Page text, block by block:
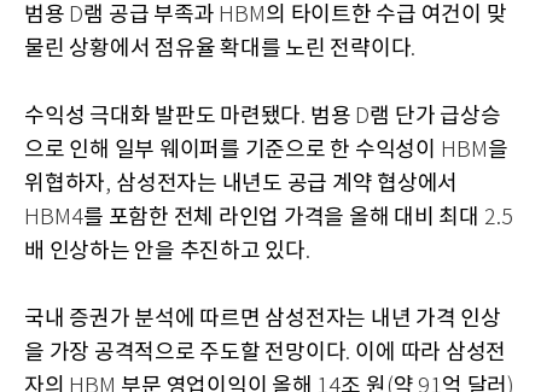
범용 D램 공급 부족과 HBM 의 타이트한 수급 여건이 맞
물린 상황에서 점유율 확대를 노린 전략이다.
수익성 극대화 발판도 마련됐다. 범용 D램 단가 급상승
으로 인해 일부 웨이퍼를 기준으로 한 수익성이
HBM 을
위협하자, 삼성전자는 내년도 공급 계약 협상에서
HBM4를 포함한 전체 라인업 가격을 올해 대비 최대 2.5
배 인상하는 안을 추진하고 있다.
국내 증권가 분석에 따르면 삼성전자는 내년 가격 인상
을 가장 공격적으로 주도할 전망이다. 이에 따라 삼성전
자의 HBM 부문 영업이익이 올해 14조 원 (약 91억 달러 )